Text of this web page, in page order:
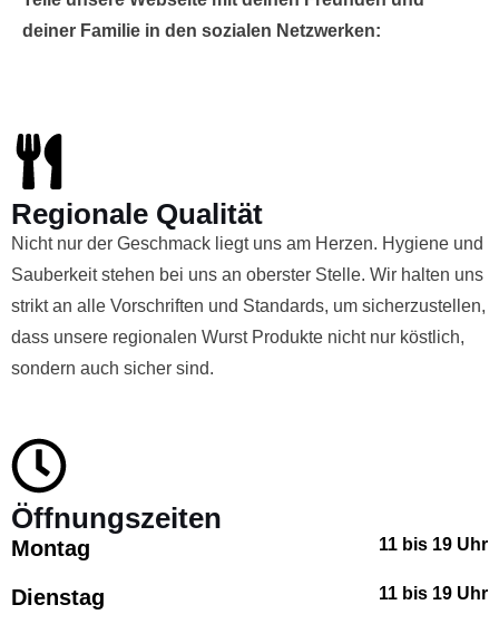
deiner Familie in den sozialen Netzwerken:
Regionale Qualität
Nicht nur der Geschmack liegt uns am Herzen. Hygiene und
Sauberkeit stehen bei uns an oberster Stelle. Wir halten uns
strikt an alle Vorschriften und Standards, um sicherzustellen,
dass unsere regionalen Wurst Produkte nicht nur köstlich,
sondern auch sicher sind.
Öffnungszeiten
Montag 11 bis 19 Uhr
Dienstag 11 bis 19 Uhr